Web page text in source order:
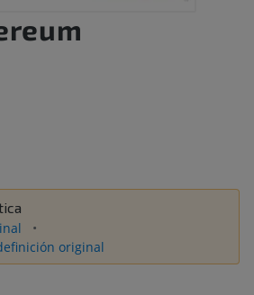
original